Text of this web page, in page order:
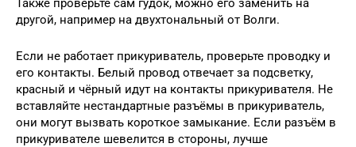
Также проверьте сам гудок, можно его заменить на
другой, например на двухтональный от Волги.
Если не работает прикуриватель, проверьте проводку и
его контакты. Белый провод отвечает за подсветку,
красный и чёрный идут на контакты прикуривателя. Не
вставляйте нестандартные разъёмы в прикуриватель,
они могут вызвать короткое замыкание. Если разъём в
прикуривателе шевелится в стороны, лучше